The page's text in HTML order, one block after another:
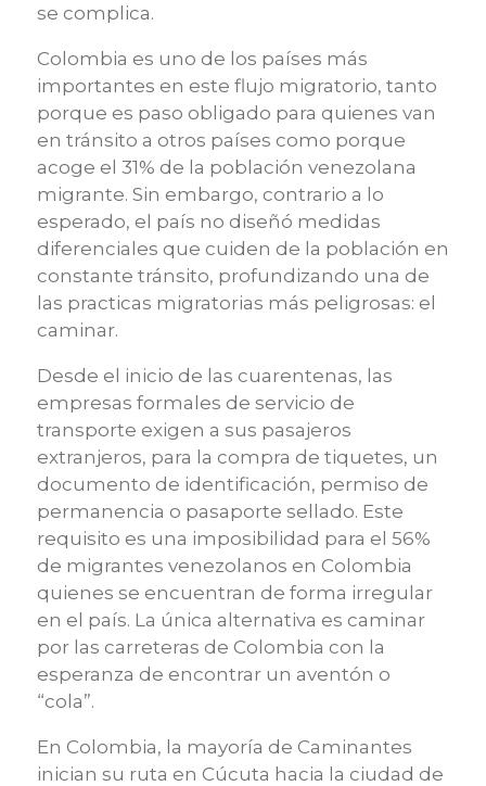
se complica.
Colombia es uno de los países más
importantes en este flujo migratorio, tanto
porque es paso obligado para quienes van
en tránsito a otros países como porque
acoge el 31% de la población venezolana
migrante. Sin embargo, contrario a lo
esperado, el país no diseñó medidas
diferenciales que cuiden de la población en
constante tránsito, profundizando una de
las practicas migratorias más peligrosas: el
caminar.
Desde el inicio de las cuarentenas, las
empresas formales de servicio de
transporte exigen a sus pasajeros
extranjeros, para la compra de tiquetes, un
documento de identificación, permiso de
permanencia o pasaporte sellado. Este
requisito es una imposibilidad para el 56%
de migrantes venezolanos en Colombia
quienes se encuentran de forma irregular
en el país. La única alternativa es caminar
por las carreteras de Colombia con la
esperanza de encontrar un aventón o
“cola”.
En Colombia, la mayoría de Caminantes
inician su ruta en Cúcuta hacia la ciudad de